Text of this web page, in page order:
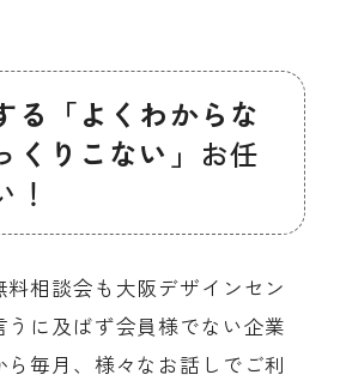
る「よくわからな
くりこない」 お任
！
料相談会も大阪デザインセン
うに及ばず会員様でない企業
毎月、様々なお話しでご利